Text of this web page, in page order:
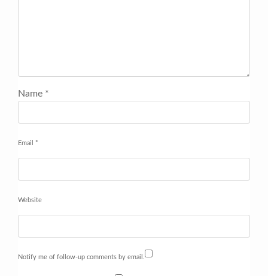
Name *
Email *
Website
Notify me of follow-up comments by email.